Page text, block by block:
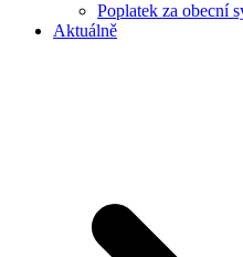
Poplatek za obecní
Aktuálně